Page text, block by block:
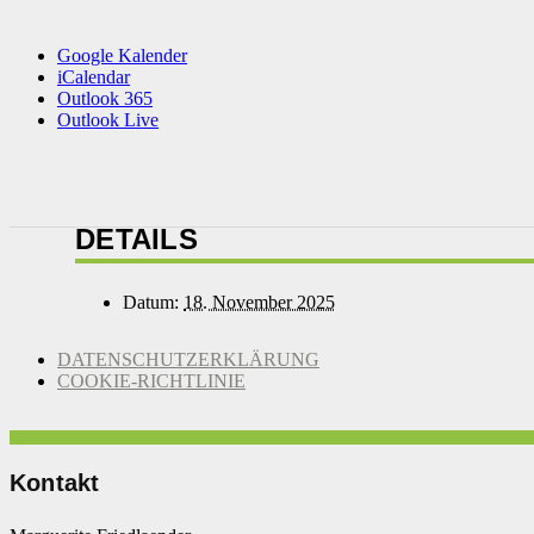
Google Kalender
iCalendar
Outlook 365
Outlook Live
DETAILS
Datum: 18. November 2025
DATENSCHUTZERKLÄRUNG
COOKIE-RICHTLINIE
Kontakt